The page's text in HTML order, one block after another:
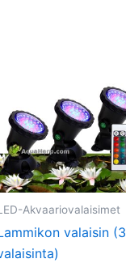
Akvaariovalaisimet
valaisin (3